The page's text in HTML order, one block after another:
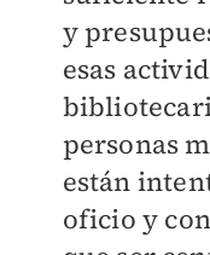
y
esas
personas
están
oficio y